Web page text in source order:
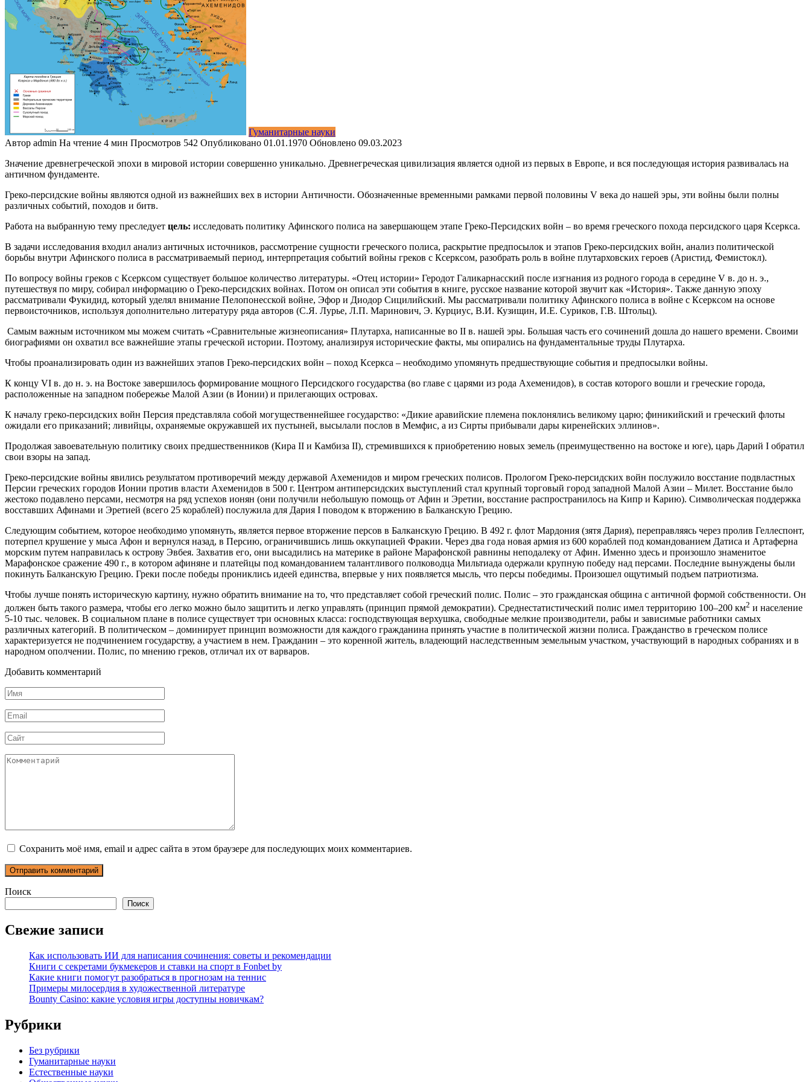
Гуманитарные науки
Автор admin На чтение 4 мин Просмотров 542 Опубликовано 01.01.1970 Обновлено 09.03.2023
Значение древнегреческой эпохи в мировой истории совершенно уникально. Древнегреческая цивилизация является одной из первых в Европе, и вся последующая история развивалась на
античном фундаменте.
Греко-персидские войны являются одной из важнейших вех в истории Античности. Обозначенные временными рамками первой половины V века до нашей эры, эти войны были полны
различных событий, походов и битв.
Работа на выбранную тему преследует цель: исследовать политику Афинского полиса на завершающем этапе Греко-Персидских войн – во время греческого похода персидского царя Ксеркса.
В задачи исследования входил анализ античных источников, рассмотрение сущности греческого полиса, раскрытие предпосылок и этапов Греко-персидских войн, анализ политической
борьбы внутри Афинского полиса в рассматриваемый период, интерпретация событий войны греков с Ксерксом, разобрать роль в войне плутарховских героев (Аристид, Фемистокл).
По вопросу войны греков с Ксерксом существует большое количество литературы. «Отец истории» Геродот Галикарнасский после изгнания из родного города в середине V в. до н. э.,
путешествуя по миру, собирал информацию о Греко-персидских войнах. Потом он описал эти события в книге, русское название которой звучит как «История». Также данную эпоху
рассматривали Фукидид, который уделял внимание Пелопонесской войне, Эфор и Диодор Сицилийский. Мы рассматривали политику Афинского полиса в войне с Ксерксом на основе
первоисточников, используя дополнительно литературу ряда авторов (С.Я. Лурье, Л.П. Маринович, Э. Курциус, В.И. Кузищин, И.Е. Суриков, Г.В. Штольц).
Самым важным источником мы можем считать «Сравнительные жизнеописания» Плутарха, написанные во II в. нашей эры. Большая часть его сочинений дошла до нашего времени. Своими
биографиями он охватил все важнейшие этапы греческой истории. Поэтому, анализируя исторические факты, мы опирались на фундаментальные труды Плутарха.
Чтобы проанализировать один из важнейших этапов Греко-персидских войн – поход Ксеркса – необходимо упомянуть предшествующие события и предпосылки войны.
К концу VI в. до н. э. на Востоке завершилось формирование мощного Персидского государства (во главе с царями из рода Ахеменидов), в состав которого вошли и греческие города,
расположенные на западном побережье Малой Азии (в Ионии) и прилегающих островах.
К началу греко-персидских войн Персия представляла собой могущественнейшее государство: «Дикие аравийские племена поклонялись великому царю; финикийский и греческий флоты
ожидали его приказаний; ливийцы, охраняемые окружавшей их пустыней, высылали послов в Мемфис, а из Сирты прибывали дары киренейских эллинов».
Продолжая завоевательную политику своих предшественников (Кира II и Камбиза II), стремившихся к приобретению новых земель (преимущественно на востоке и юге), царь Дарий I обратил
свои взоры на запад.
Греко-персидские войны явились результатом противоречий между державой Ахеменидов и миром греческих полисов. Прологом Греко-персидских войн послужило восстание подвластных
Персии греческих городов Ионии против власти Ахеменидов в 500 г. Центром антиперсидских выступлений стал крупный торговый город западной Малой Азии – Милет. Восстание было
жестоко подавлено персами, несмотря на ряд успехов ионян (они получили небольшую помощь от Афин и Эретии, восстание распространилось на Кипр и Карию). Символическая поддержка
восставших Афинами и Эретией (всего 25 кораблей) послужила для Дария I поводом к вторжению в Балканскую Грецию.
Следующим событием, которое необходимо упомянуть, является первое вторжение персов в Балканскую Грецию. В 492 г. флот Мардония (зятя Дария), переправляясь через пролив Геллеспонт,
потерпел крушение у мыса Афон и вернулся назад, в Персию, ограничившись лишь оккупацией Фракии. Через два года новая армия из 600 кораблей под командованием Датиса и Артаферна
морским путем направилась к острову Эвбея. Захватив его, они высадились на материке в районе Марафонской равнины неподалеку от Афин. Именно здесь и произошло знаменитое
Марафонское сражение 490 г., в котором афиняне и платейцы под командованием талантливого полководца Мильтиада одержали крупную победу над персами. Последние вынуждены были
покинуть Балканскую Грецию. Греки после победы прониклись идеей единства, впервые у них появляется мысль, что персы победимы. Произошел ощутимый подъем патриотизма.
Чтобы лучше понять историческую картину, нужно обратить внимание на то, что представляет собой греческий полис. Полис – это гражданская община с античной формой собственности. Он
должен быть такого размера, чтобы его легко можно было защитить и легко управлять (принцип прямой демократии). Среднестатистический полис имел территорию 100–200 км2 и население
5-10 тыс. человек. В социальном плане в полисе существует три основных класса: господствующая верхушка, свободные мелкие производители, рабы и зависимые работники самых
различных категорий. В политическом – доминирует принцип возможности для каждого гражданина принять участие в политической жизни полиса. Гражданство в греческом полисе
характеризуется не подчинением государству, а участием в нем. Гражданин – это коренной житель, владеющий наследственным земельным участком, участвующий в народных собраниях и в
народном ополчении. Полис, по мнению греков, отличал их от варваров.
Добавить комментарий
Имя
*
Email
*
Сайт
Комментарий
Сохранить моё имя, email и адрес сайта в этом браузере для последующих моих комментариев.
Поиск
Поиск
Свежие записи
Как использовать ИИ для написания сочинения: советы и рекомендации
Книги с секретами букмекеров и ставки на спорт в Fonbet by
Какие книги помогут разобраться в прогнозам на теннис
Примеры милосердия в художественной литературе
Bounty Casino: какие условия игры доступны новичкам?
Рубрики
Без рубрики
Гуманитарные науки
Естественные науки